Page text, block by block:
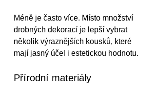
Méně je často více. Místo množství
drobných dekorací je lepší vybrat
několik výraznějších kousků, které
mají jasný účel i estetickou hodnotu.
Přírodní materiály